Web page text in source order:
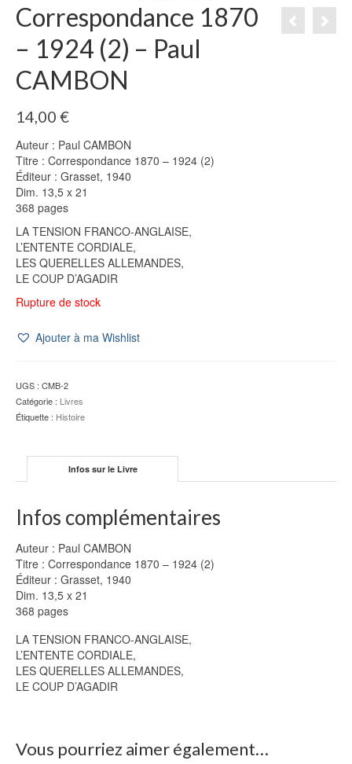
Correspondance 1870
– 1924 (2) – Paul
CAMBON
14,00 €
Auteur : Paul CAMBON
Titre : Correspondance 1870 – 1924 (2)
Éditeur : Grasset, 1940
Dim. 13,5 x 21
368 pages
LA TENSION FRANCO-ANGLAISE,
L’ENTENTE CORDIALE,
LES QUERELLES ALLEMANDES,
LE COUP D’AGADIR
Rupture de stock
Ajouter à ma Wishlist
UGS : CMB-2
Catégorie : Livres
Étiquette : Histoire
Infos sur le Livre
Infos complémentaires
Auteur : Paul CAMBON
Titre : Correspondance 1870 – 1924 (2)
Éditeur : Grasset, 1940
Dim. 13,5 x 21
368 pages
LA TENSION FRANCO-ANGLAISE,
L’ENTENTE CORDIALE,
LES QUERELLES ALLEMANDES,
LE COUP D’AGADIR
Vous pourriez aimer également…